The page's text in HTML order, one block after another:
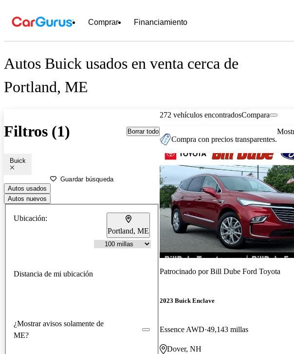
Comprar Financiamiento
Autos Buick usados en venta cerca de
Portland, ME
Filtros (1) Borrar todo
Buick
Guardar búsqueda
Autos usados
Autos nuevos
Ubicación:
Portland, ME
Distancia de mi ubicación
¿Mostrar avisos solamente de
ME?
272 vehículos encontradosCompara
Compra con precios transparentes.
Patrocinado porBill Dube Ford Toyota
2023 Buick Enclave
Essence AWD 49,143 millas
Dover, NH